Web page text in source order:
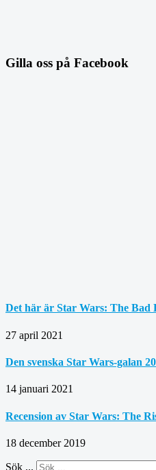
Gilla oss på Facebook
Det här är Star Wars: The Bad
27 april 2021
Den svenska Star Wars-galan
14 januari 2021
Recension av Star Wars: The
18 december 2019
Sök ...